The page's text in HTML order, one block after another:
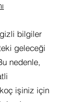
gizli bilgiler
geleceği
nedenle,
işiniz için